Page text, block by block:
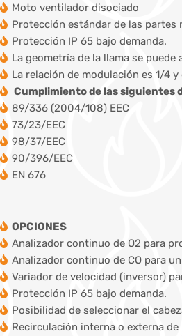
Moto ventilador disociado
Protección estándar de las partes
Protección IP 65 bajo demanda.
La geometría de la llama se
La relación de modulación es 1/4
Cumplimiento de las siguientes
89/336 (2004/108) EEC
73/23/EEC
98/37/EEC
90/396/EEC
EN 676
OPCIONES
Analizador continuo de O2 para
Analizador continuo de CO para
Variador de velocidad (inversor)
Protección IP 65 bajo demanda.
Posibilidad de seleccionar el
Recirculación interna o externa